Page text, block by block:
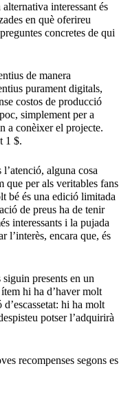
interessant és
en què oferireu
concretes de qui
de manera
purament digitals,
costos de producció
simplement per a
a conèixer el projecte.
1 $.
alguna cosa
que per als veritables fans
bé és una edició limitada
de preus ha de tenir
interessants i la pujada
l’interès, encara que, és
presents en un
hi ha d’haver molt
hi ha molt
potser l’adquirirà
recompenses segons es